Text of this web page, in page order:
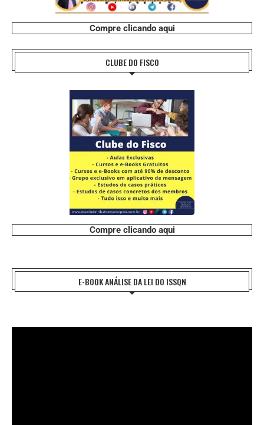
Compre clicando aqui
CLUBE DO FISCO
Compre clicando aqui
E-BOOK ANÁLISE DA LEI DO ISSQN